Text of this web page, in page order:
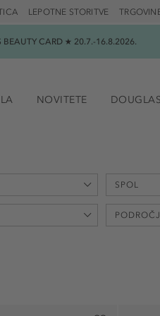
LEPOTNE STORITVE
CARD ★ 20.7.-16.8.2026.
NOVITETE
SPOL